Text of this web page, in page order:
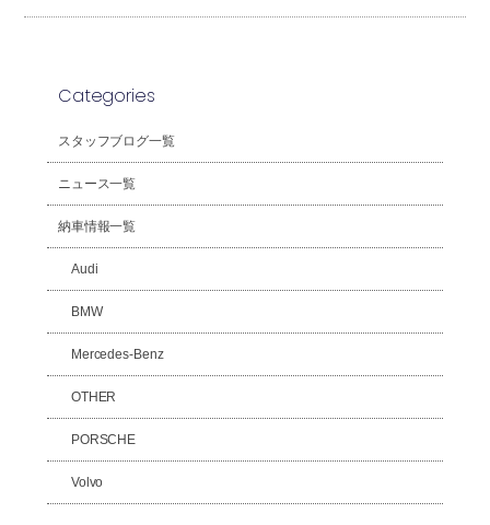
Categories
スタッフブログ一覧
ニュース一覧
納車情報一覧
Audi
BMW
Mercedes-Benz
OTHER
PORSCHE
Volvo